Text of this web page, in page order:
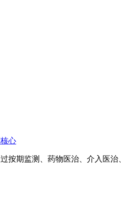
心
按期监测、药物医治、介入医治、